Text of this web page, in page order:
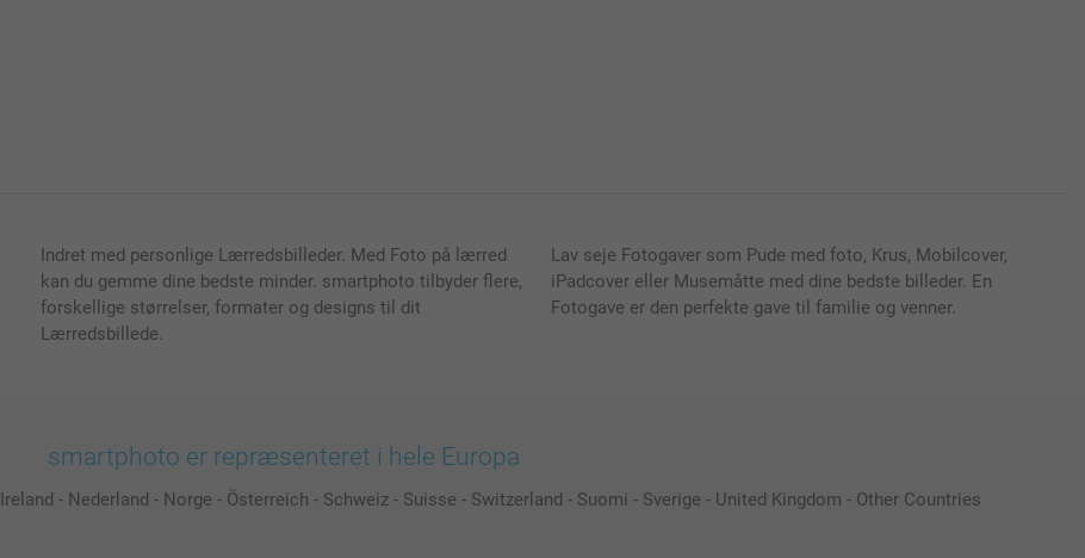
Indret med personlige Lærredsbilleder. Med Foto på lærred
kan du gemme dine bedste minder. smartphoto tilbyder flere,
forskellige størrelser, formater og designs til dit
Lærredsbillede.
Lav seje Fotogaver som Pude med foto, Krus, Mobilcover,
iPadcover eller Musemåtte med dine bedste billeder. En
Fotogave er den perfekte gave til familie og venner.
smartphoto er repræsenteret i hele Europa
Ireland - Nederland - Norge - Österreich - Schweiz - Suisse - Switzerland - Suomi - Sverige - United Kingdom - Other Countries